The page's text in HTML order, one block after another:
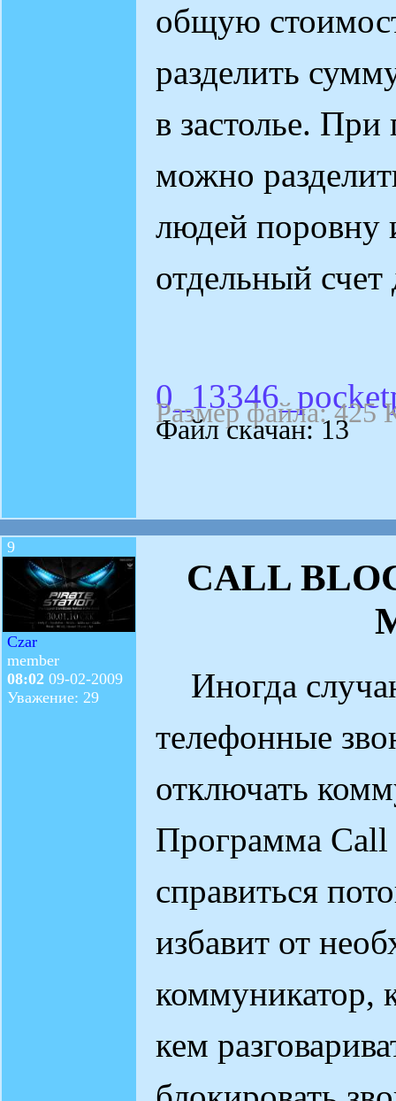
общую
разделить
в застолье.
можно
людей поровну
отдельный
Размер файла: 425
Файл скачан: 13
9
Czar
member
08:02 09-02-2009
Уважение: 29
CALL
Иногда
телефонные
отключать
Программа
справиться
избавит от
коммуникатор,
кем